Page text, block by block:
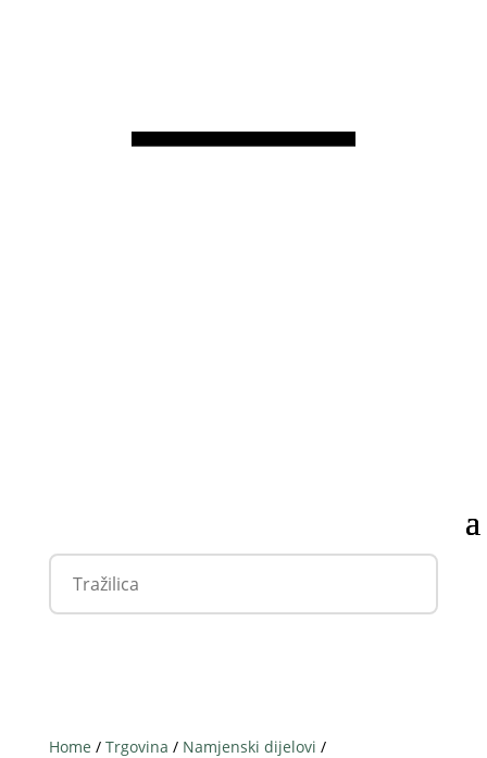
Home / Trgovina / Namjenski dijelovi /